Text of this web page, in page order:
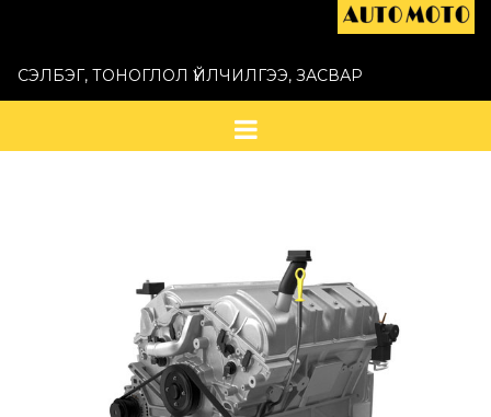
СЭЛБЭГ, ТОНОГЛОЛ ҮЙЛЧИЛГЭЭ, ЗАСВАР